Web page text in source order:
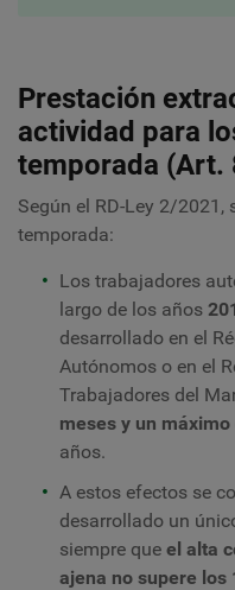
Prestación
actividad para
temporada (Art.
Según el RD-Ley 2/
temporada:
Los trabajadores
largo de los años
desarrollado en el
Autónomos o en el
Trabajadores del
meses y un máximo
años.
A estos efectos se
desarrollado un
siempre que el alta
ajena no supere los